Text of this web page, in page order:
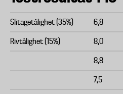
Slitagetålighet (35%) 6,8
Rivtålighet (15%) 8,0
8,8
7,5